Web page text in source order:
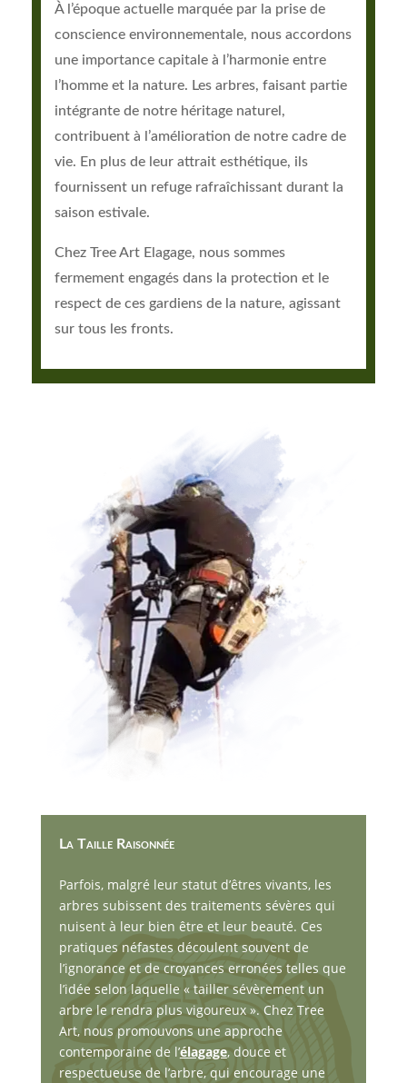
À l’époque actuelle marquée par la prise de
conscience environnementale, nous accordons
une importance capitale à l’harmonie entre
l’homme et la nature. Les arbres, faisant partie
intégrante de notre héritage naturel,
contribuent à l’amélioration de notre cadre de
vie. En plus de leur attrait esthétique, ils
fournissent un refuge rafraîchissant durant la
saison estivale.
Chez Tree Art Elagage, nous sommes
fermement engagés dans la protection et le
respect de ces gardiens de la nature, agissant
sur tous les fronts.
La Taille Raisonnée
Parfois, malgré leur statut d’êtres vivants, les
arbres subissent des traitements sévères qui
nuisent à leur bien être et leur beauté. Ces
pratiques néfastes découlent souvent de
l’ignorance et de croyances erronées telles que
l’idée selon laquelle « tailler sévèrement un
arbre le rendra plus vigoureux ». Chez Tree
Art, nous promouvons une approche
contemporaine de l’élagage, douce et
respectueuse de l’arbre, qui encourage une